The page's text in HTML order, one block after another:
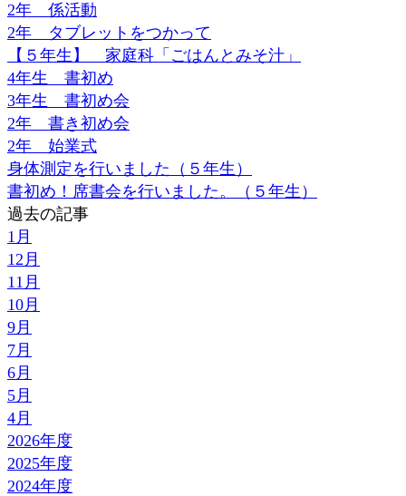
2年 係活動
2年 タブレットをつかって
【５年生】 家庭科「ごはんとみそ汁」
4年生 書初め
3年生 書初め会
2年 書き初め会
2年 始業式
身体測定を行いました（５年生）
書初め！席書会を行いました。（５年生）
過去の記事
1月
12月
11月
10月
9月
7月
6月
5月
4月
2026年度
2025年度
2024年度